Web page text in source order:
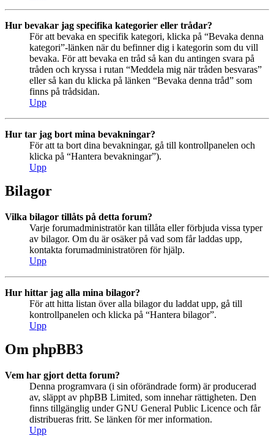
Hur bevakar jag specifika kategorier eller trådar?
För att bevaka en specifik kategori, klicka på “Bevaka denna
kategori”-länken när du befinner dig i kategorin som du vill
bevaka. För att bevaka en tråd så kan du antingen svara på
tråden och kryssa i rutan “Meddela mig när tråden besvaras”
eller så kan du klicka på länken “Bevaka denna tråd” som
finns på trådsidan.
Upp
Hur tar jag bort mina bevakningar?
För att ta bort dina bevakningar, gå till kontrollpanelen och
klicka på “Hantera bevakningar”).
Upp
Bilagor
Vilka bilagor tillåts på detta forum?
Varje forumadministratör kan tillåta eller förbjuda vissa typer
av bilagor. Om du är osäker på vad som får laddas upp,
kontakta forumadministratören för hjälp.
Upp
Hur hittar jag alla mina bilagor?
För att hitta listan över alla bilagor du laddat upp, gå till
kontrollpanelen och klicka på “Hantera bilagor”.
Upp
Om phpBB3
Vem har gjort detta forum?
Denna programvara (i sin oförändrade form) är producerad
av, släppt av phpBB Limited, som innehar rättigheten. Den
finns tillgänglig under GNU General Public Licence och får
distribueras fritt. Se länken för mer information.
Upp